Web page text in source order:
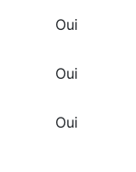
Oui
Oui
Oui